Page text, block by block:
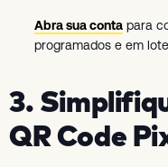
Abra sua conta para
programados e em
3.
QR Code